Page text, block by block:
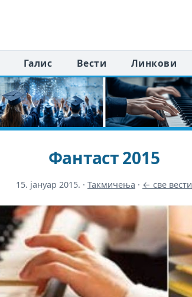
Галис Вести Линкови
Фантаст 2015
15. јануар 2015. · Такмичења · ← све вести